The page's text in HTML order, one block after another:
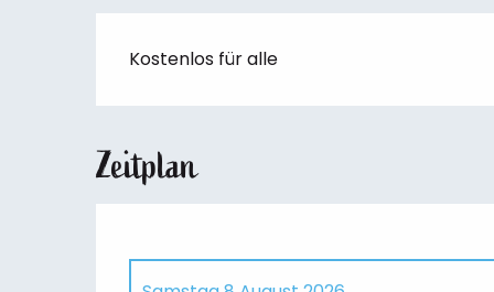
Kostenlos für alle
Zeitplan